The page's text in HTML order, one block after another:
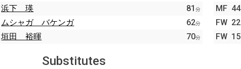
浜下 瑛 81分
ムシャガ バケンガ 62分
垣田 裕暉 70分
Substitutes
MF 44
FW 22
FW 15